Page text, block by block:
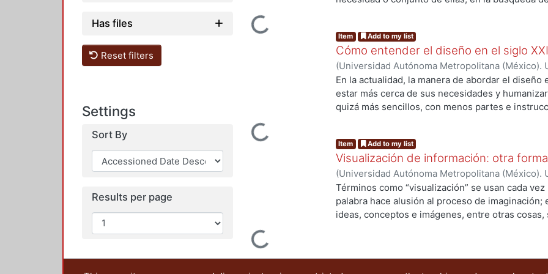
Has files
Reset filters
Settings
Sort By
Results per page
Loading...
que no vulneren al usuario, que no simulen
impidan la atención de otras necesidades, y
contribuyan a la satisfacción de sistemas de
sistemas de objetos diseñados para el mejor
partes.
Loading...
Item Add to my list
Cómo entender el diseño en el siglo XXI
(Universidad Autónoma Metropolitana (México).
Arredondo, Irma
En la actualidad, la manera de abordar el
estar más cerca de sus necesidades y
quizá más sencillos, con menos partes e
debe tener en cuenta diversos aspectos del
porque en primer lugar están las necesidades y
(significación) sobre el objeto; en segundo, los
otro y, para finalizar, su concepto ideo¬lógico
imposición con la que están cargados y cómo
Loading...
Item Add to my list
Visualización de información: otra
(Universidad Autónoma Metropolitana (México).
Madrid, Roberto Adrián
Términos como “visualización” se usan cada
palabra hace alusión al proceso de imaginación;
ideas, conceptos e imágenes, entre otras